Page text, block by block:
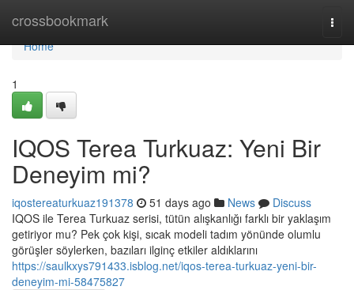
crossbookmark
Home
Home
1
IQOS Terea Turkuaz: Yeni Bir
Deneyim mi?
iqostereaturkuaz191378 51 days ago News
Discuss
IQOS ile Terea Turkuaz serisi, tütün alışkanlığı farklı bir yaklaşım
getiriyor mu? Pek çok kişi, sıcak modeli tadım yönünde olumlu
görüşler söylerken, bazıları ilginç etkiler aldıklarını
https://saulkxys791433.isblog.net/iqos-terea-turkuaz-yeni-bir-
deneyim-mi-58475827